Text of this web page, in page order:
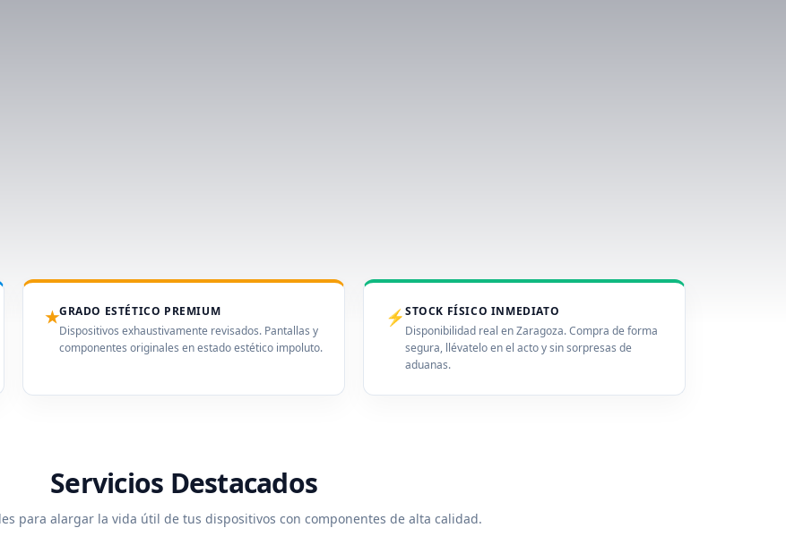
★GRADO ESTÉTICO PREMIUM
Dispositivos exhaustivamente revisados. Pantallas y
componentes originales en estado estético impoluto.
⚡STOCK FÍSICO INMEDIATO
Disponibilidad real en Zaragoza. Compra de forma
segura, llévatelo en el acto y sin sorpresas de
aduanas.
Servicios Destacados
para alargar la vida útil de tus dispositivos con componentes de alta calidad.